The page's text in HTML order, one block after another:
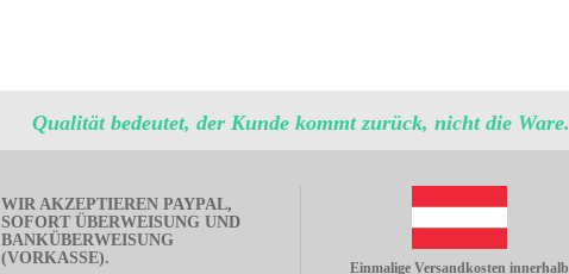
Qualität bedeutet, der Kunde kommt zurück, nicht die Ware.
WIR AKZEPTIEREN PAYPAL,
SOFORT ÜBERWEISUNG UND
BANKÜBERWEISUNG
(VORKASSE).
Einmalige Versandkosten innerhalb